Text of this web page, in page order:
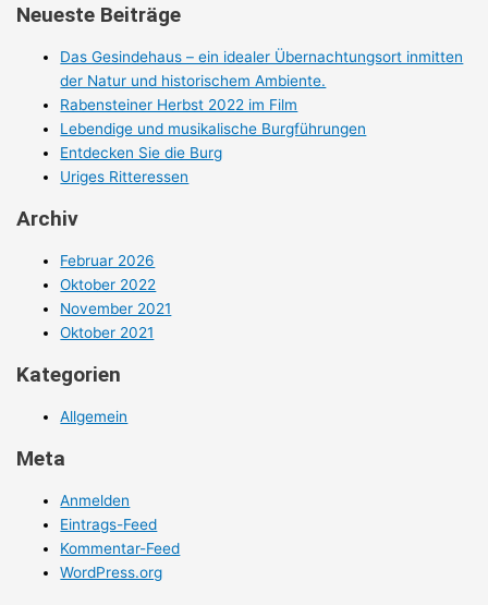
Neueste Beiträge
Das Gesindehaus – ein idealer Übernachtungsort inmitten
der Natur und historischem Ambiente.
Rabensteiner Herbst 2022 im Film
Lebendige und musikalische Burgführungen
Entdecken Sie die Burg
Uriges Ritteressen
Archiv
Februar 2026
Oktober 2022
November 2021
Oktober 2021
Kategorien
Allgemein
Meta
Anmelden
Eintrags-Feed
Kommentar-Feed
WordPress.org